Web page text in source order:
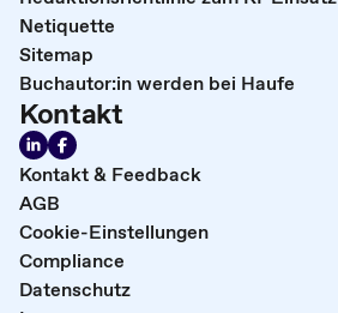
Netiquette
Sitemap
Buchautor:in werden bei Haufe
Kontakt
Kontakt & Feedback
AGB
Cookie-Einstellungen
Compliance
Datenschutz